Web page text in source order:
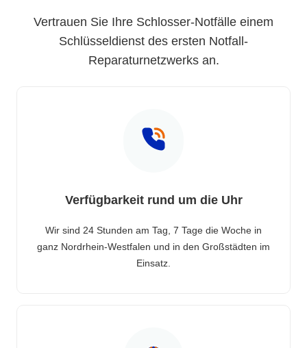
Vertrauen Sie Ihre Schlosser-Notfälle einem
Schlüsseldienst des ersten Notfall-
Reparaturnetzwerks an.
Verfügbarkeit rund um die Uhr
Wir sind 24 Stunden am Tag, 7 Tage die Woche in
ganz Nordrhein-Westfalen und in den Großstädten im
Einsatz.